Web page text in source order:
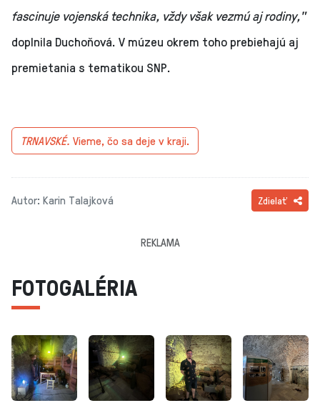
fascinuje vojenská technika, vždy však vezmú aj rodiny,"
doplnila Duchoňová. V múzeu okrem toho prebiehajú aj
premietania s tematikou SNP.
TRNAVSKÉ. Vieme, čo sa deje v kraji.
Autor: Karin Talajková Zdielať
REKLAMA
FOTOGALÉRIA